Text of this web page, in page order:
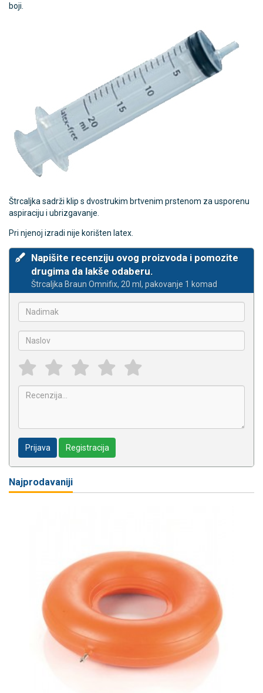
boji.
Štrcaljka sadrži klip s dvostrukim brtvenim prstenom za usporenu
aspiraciju i ubrizgavanje.
Pri njenoj izradi nije korišten latex.
Napišite recenziju ovog proizvoda i pomozite
drugima da lakše odaberu.
Štrcaljka Braun Omnifix, 20 ml, pakovanje 1 komad
Prijava Registracija
Najprodavaniji